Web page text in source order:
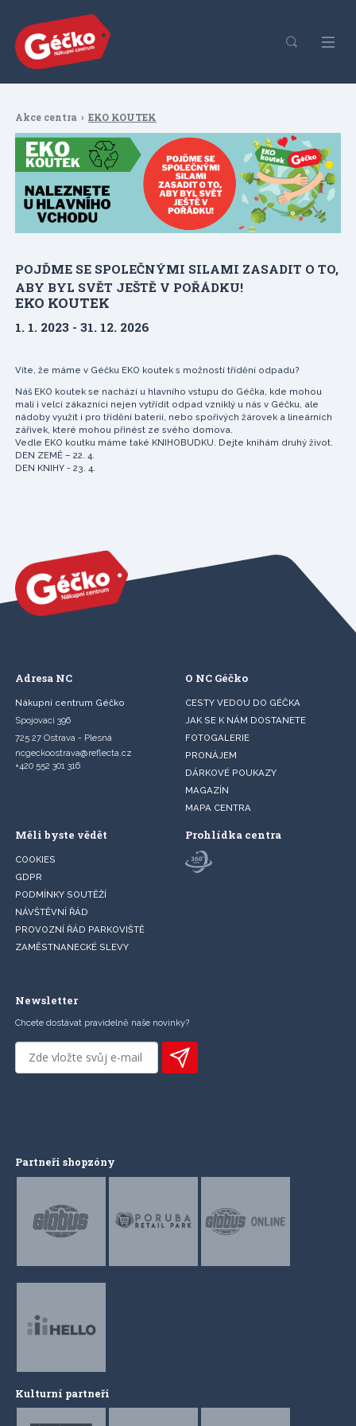
Akce centra EKO KOUTEK
POJĎME SE SPOLEČNÝMI SILAMI ZASADIT O TO,
ABY BYL SVĚT JEŠTĚ V POŘÁDKU!
EKO KOUTEK
1. 1. 2023 - 31. 12. 2026
Víte, že máme v Géčku EKO koutek s možností třídění odpadu?
Náš EKO koutek se nachází u hlavního vstupu do Géčka, kde mohou
malí i velcí zákazníci nejen vytřídit odpad vzniklý u nás v Géčku, ale
nádoby využít i pro třídění baterií, nebo spořivých žárovek a lineárních
zářivek, které mohou přinést ze svého domova.
Vedle EKO koutku máme také KNIHOBUDKU. Dejte knihám druhý život.
DEN ZEMĚ – 22. 4.
DEN KNIHY - 23. 4.
Adresa NC
Nákupní centrum Géčko
Spojovací 396
725 27 Ostrava - Plesná
ncgeckoostrava@reflecta.cz
+420 552 301 316
O NC Géčko
CESTY VEDOU DO GÉČKA
JAK SE K NÁM DOSTANETE
FOTOGALERIE
PRONÁJEM
DÁRKOVÉ POUKAZY
MAGAZÍN
MAPA CENTRA
Měli byste vědět
COOKIES
GDPR
PODMÍNKY SOUTĚŽÍ
NÁVŠTĚVNÍ ŘÁD
PROVOZNÍ ŘÁD PARKOVIŠTĚ
ZAMĚSTNANECKÉ SLEVY
Prohlídka centra
Newsletter
Chcete dostávat pravidelně naše novinky?
Partneři shopzóny
Kulturní partneři